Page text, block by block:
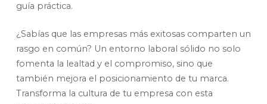
guía práctica.
¿Sabías que las empresas más exitosas comparten un
rasgo en común? Un entorno laboral sólido no solo
fomenta la lealtad y el compromiso, sino que
también mejora el posicionamiento de tu marca.
Transforma la cultura de tu empresa con esta